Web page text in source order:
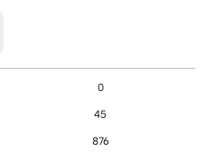
0
45
876